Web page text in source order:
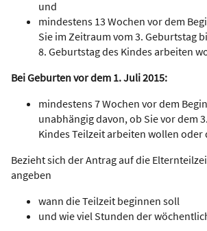
und
mindestens 13 Wochen vor dem
Sie im Zeitraum vom 3. Geburtstag
8. Geburtstag des Kindes arbeiten
Bei Geburten vor dem 1. Juli 2015:
mindestens 7 Wochen vor dem
unabhängig davon, ob Sie vor dem
Kindes Teilzeit arbeiten wollen oder
Bezieht sich der Antrag auf die
angeben
wann die Teilzeit beginnen soll
und wie viel Stunden der